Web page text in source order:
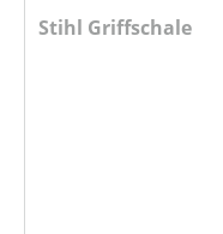
Stihl Griffschale